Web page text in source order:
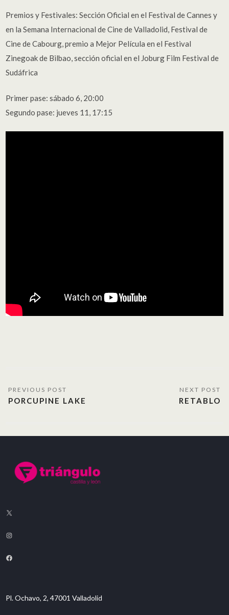
Premios y Festivales: Sección Oficial en el Festival de Cannes y
en la Semana Internacional de Cine de Valladolid, Festival de
Cine de Cabourg, premio a Mejor Película en el Festival
Zinegoak de Bilbao, sección oficial en el Joburg Film Festival de
Sudáfrica
Primer pase: sábado 6, 20:00
Segundo pase: jueves 11, 17:15
PORCUPINE LAKE RETABLO
Pl. Ochavo, 2, 47001 Valladolid